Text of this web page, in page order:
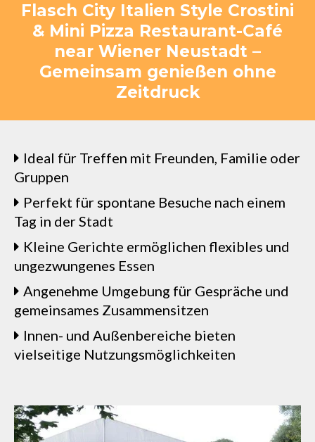
Flasch City Italien Style Crostini
& Mini Pizza Restaurant-Café
near Wiener Neustadt –
Gemeinsam genießen ohne
Zeitdruck
Ideal für Treffen mit Freunden, Familie oder
Gruppen
Perfekt für spontane Besuche nach einem
Tag in der Stadt
Kleine Gerichte ermöglichen flexibles und
ungezwungenes Essen
Angenehme Umgebung für Gespräche und
gemeinsames Zusammensitzen
Innen- und Außenbereiche bieten
vielseitige Nutzungsmöglichkeiten